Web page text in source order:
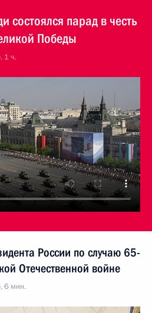
состоялся парад в честь
Победы
1 ч.
России по случаю 65-
Отечественной войне
6 мин.